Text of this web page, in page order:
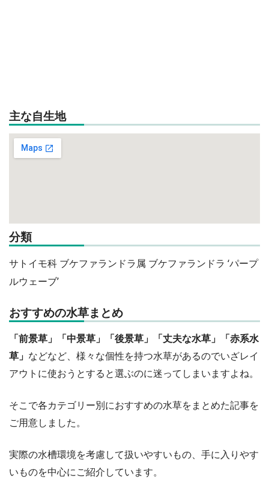
主な自生地
分類
サトイモ科 ブケファランドラ属 ブケファランドラ ‘パープ
ルウェーブ’
おすすめの水草まとめ
「前景草」「中景草」「後景草」「丈夫な水草」「赤系水
草」 などなど、様々な個性を持つ水草があるのでいざレイ
アウトに使おうとすると選ぶのに迷ってしまいますよね。
そこで各カテゴリー別におすすめの水草をまとめた記事を
ご用意しました。
実際の水槽環境を考慮して扱いやすいもの、手に入りやす
いものを中心にご紹介しています。